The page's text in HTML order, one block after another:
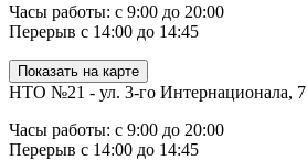
Часы работы: с 9:00 до 20:00
Перерыв с 14:00 до 14:45
Показать на карте
НТО №21 - ул. 3-го Интернационала, 7
Часы работы: с 9:00 до 20:00
Перерыв с 14:00 до 14:45